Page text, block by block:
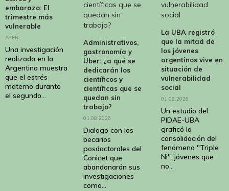
embarazo: El
trimestre más
vulnerable
AYER
Una investigación
realizada en la
Argentina muestra
que el estrés
materno durante
el segundo...
Administrativos,
gastronomía y
Uber: ¿a qué se
dedicarán los
científicos y
científicas que se
quedan sin
trabajo?
01.08.2026
Dialogo con los
becarios
posdoctorales del
Conicet que
abandonarán sus
investigaciones
como...
La UBA registró
que la mitad de
los jóvenes
argentinos vive en
situación de
vulnerabilidad
social
01.08.2026
Un estudio del
PIDAE-UBA
graficó la
consolidación del
fenómeno "Triple
Ni": jóvenes que
no...